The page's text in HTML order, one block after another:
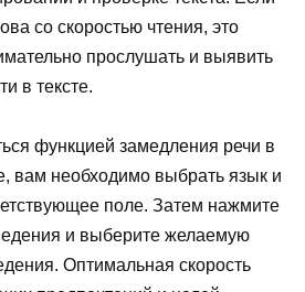
со скоростью чтения, это
прослушать и выявить
в тексте.
функцией замедления речи в
вам необходимо выбрать язык и
поле. Затем нажмите
и выберите желаемую
Оптимальная скорость